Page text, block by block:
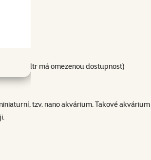
tento filtr má omezenou dostupnost)
tzv. nano akvárium. Takové